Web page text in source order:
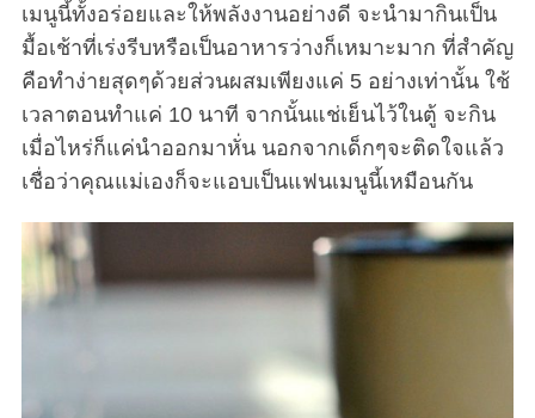
เมนูนี้ทั้งอร่อยและให้พลังงานอย่างดี จะนำมากินเป็น
มื้อเช้าที่เร่งรีบหรือเป็นอาหารว่างก็เหมาะมาก ที่สำคัญ
คือทำง่ายสุดๆด้วยส่วนผสมเพียงแค่ 5 อย่างเท่านั้น ใช้
เวลาตอนทำแค่ 10 นาที จากนั้นแช่เย็นไว้ในตู้ จะกิน
เมื่อไหร่ก็แค่นำออกมาหั่น นอกจากเด็กๆจะติดใจแล้ว
เชื่อว่าคุณแม่เองก็จะแอบเป็นแฟนเมนูนี้เหมือนกัน